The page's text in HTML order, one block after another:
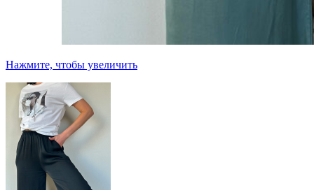
Нажмите, чтобы увеличить